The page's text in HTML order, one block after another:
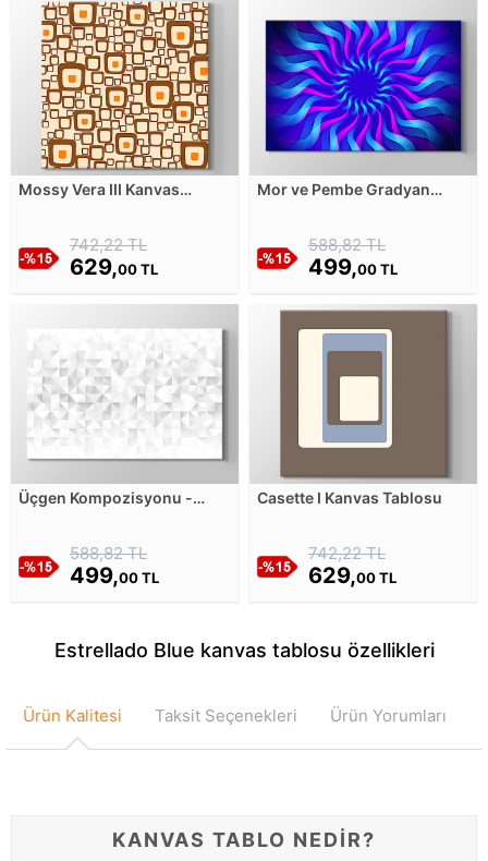
Mossy Vera III Kanvas
742,22 TL
629,00 TL
Mor ve Pembe Gradyan
588,82 TL
499,00 TL
Üçgen Kompozisyonu -
588,82 TL
499,00 TL
Casette I Kanvas Tablosu
742,22 TL
629,00 TL
Estrellado Blue kanvas tablosu özellikleri
Ürün Kalitesi Taksit Seçenekleri Ürün Yorumları
KANVAS TABLO NEDİR?